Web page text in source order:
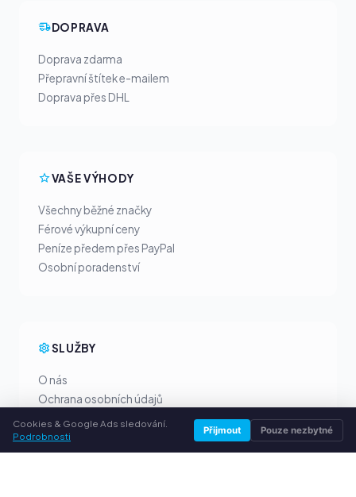
DOPRAVA
Doprava zdarma
Přepravní štítek e-mailem
Doprava přes DHL
VAŠE VÝHODY
Všechny běžné značky
Férové výkupní ceny
Peníze předem přes PayPal
Osobní poradenství
SLUŽBY
O nás
Ochrana osobních údajů
Kontakt / Právní informace
Časté dotazy (FAQ)
Poradna
Cookies & Google Ads sledování.
Podrobnosti
Přijmout Pouze nezbytné